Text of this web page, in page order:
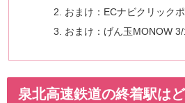
おまけ：ECナビクリック
おまけ：げん玉MONOW
泉北高速鉄道の終着駅は